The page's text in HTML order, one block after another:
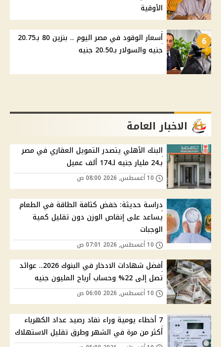
الأوقية
6
أسعار الوقود في مصر اليوم .. بنزين 80 بـ20.75
جنيه والسولار بـ20.50 جنيه
الاخبار العامة
البنك الأهلي يتصدر التمويل العقاري في مصر
بـ24 مليار جنيه لـ174 ألف عميل
دراسة حديثة: خفض كثافة الطاقة في الطعام
يساعد على إنقاص الوزن دون تقليل كمية
الوجبات
أفضل شهادات الادخار في البنوك 2026.. عوائد
تصل إلى 22% وحساب أرباح المليون جنيه
7 أخطاء يومية وراء نفاد رصيد عداد الكهرباء
أكثر من مرة في الشهر وطرق تقليل الاستهلاك